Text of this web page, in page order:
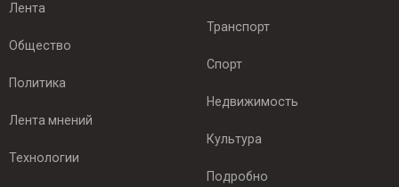
Лента
Общество
Политика
Лента мнений
Технологии
Транспорт
Спорт
Недвижимость
Культура
Подробно